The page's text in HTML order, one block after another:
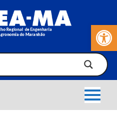
Barra de